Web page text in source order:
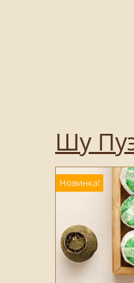
Шу
Новинка!